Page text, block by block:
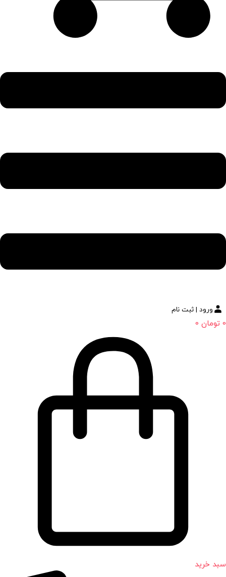
ورود | ثبت نام
0 تومان 0
سبد خرید